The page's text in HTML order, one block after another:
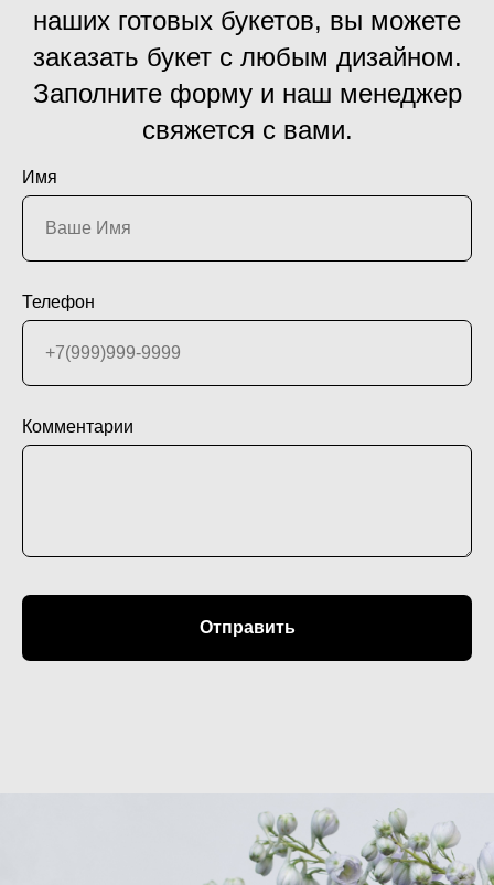
наших готовых букетов, вы можете
заказать букет с любым дизайном.
Заполните форму и наш менеджер
свяжется с вами.
Имя
Телефон
Комментарии
Отправить